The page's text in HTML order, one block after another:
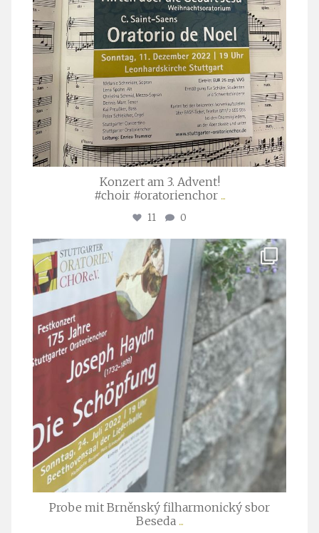
Konzert am 3. Advent!
#choir #oratorienchor ...
11 0
stuttgarter_oratorienchor
Juli 23
Probe mit Brněnský filharmonický sbor
Beseda ...